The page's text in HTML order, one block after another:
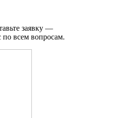
заявку —
по всем вопросам.